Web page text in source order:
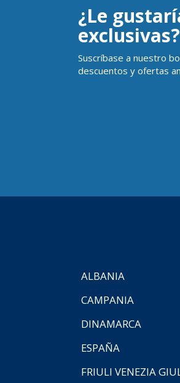
¿Le
exclusivas?
Suscríbase a nuestro
descuentos y ofertas
ALBANIA
CAMPANIA
DINAMARCA
ESPAÑA
FRIULI VENEZIA